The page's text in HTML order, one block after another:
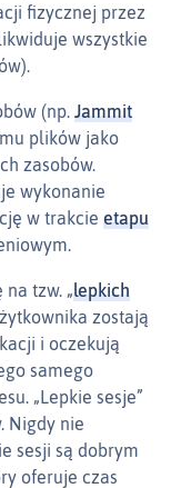
fizycznej przez
wszystkie
(np. Jammit
plików jako
zasobów.
wykonanie
w trakcie etapu
tzw. „ lepkich
zostają
i oczekują
samego
„Lepkie sesje”
Nigdy nie
sesji są dobrym
oferuje czas